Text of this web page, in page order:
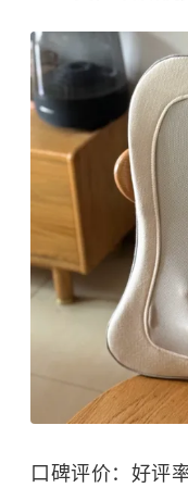
口碑评价：好评